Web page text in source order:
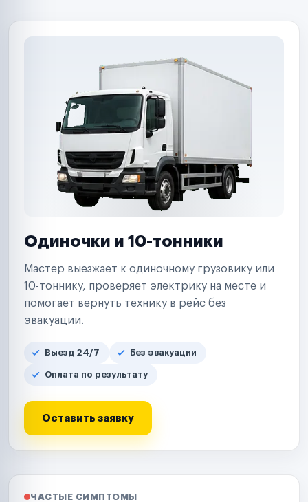
Одиночки и 10-тонники
Мастер выезжает к одиночному грузовику или
10-тоннику, проверяет электрику на месте и
помогает вернуть технику в рейс без
эвакуации.
Выезд 24/7 Без эвакуации
Оплата по результату
Оставить заявку
ЧАСТЫЕ СИМПТОМЫ